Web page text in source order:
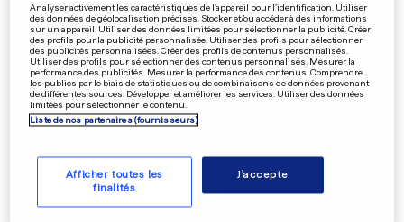
PUBLICITÉ
Analyser activement les caractéristiques de l’appareil pour l’identification. Utiliser
des données de géolocalisation précises. Stocker et/ou accéder à des informations
sur un appareil. Utiliser des données limitées pour sélectionner la publicité. Créer
des profils pour la publicité personnalisée. Utiliser des profils pour sélectionner
des publicités personnalisées. Créer des profils de contenus personnalisés.
Utiliser des profils pour sélectionner des contenus personnalisés. Mesurer la
performance des publicités. Mesurer la performance des contenus. Comprendre
les publics par le biais de statistiques ou de combinaisons de données provenant
de différentes sources. Développer et améliorer les services. Utiliser des données
limitées pour sélectionner le contenu.
Liste de nos partenaires (fournisseurs)
Afficher toutes les
finalités
J'accepte